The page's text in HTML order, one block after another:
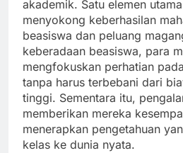
akademik. Satu elemen
menyokong keberhasilan
beasiswa dan peluang
keberadaan beasiswa, para
mengfokuskan perhatian
tanpa harus terbebani dari
tinggi. Sementara itu,
memberikan mereka
menerapkan pengetahuan
kelas ke dunia nyata.